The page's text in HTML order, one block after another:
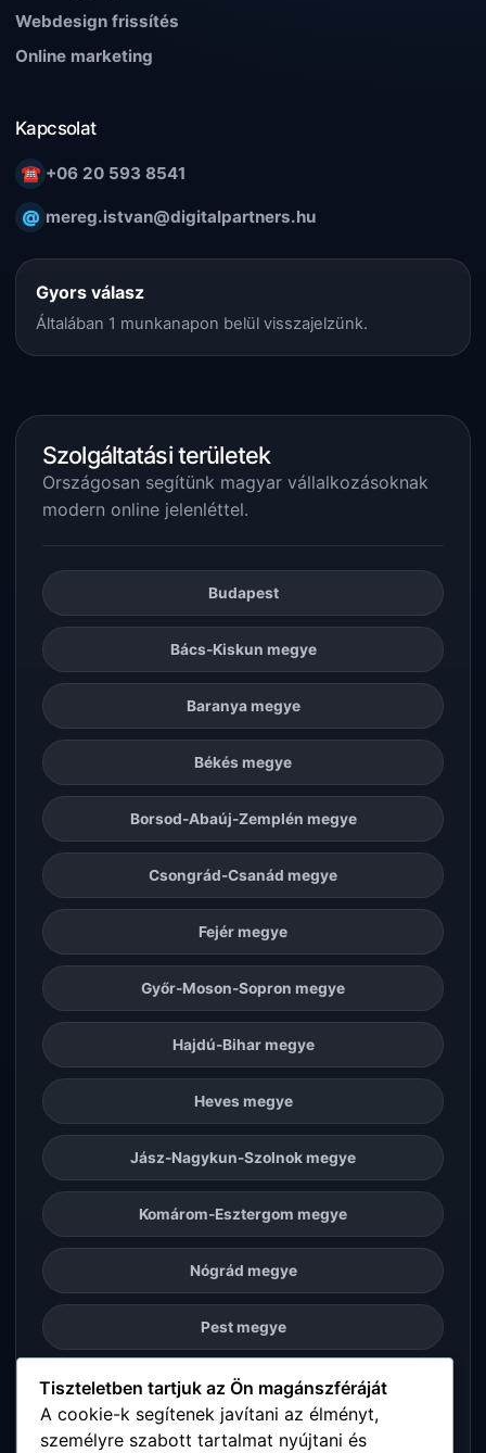
Webdesign frissítés
Online marketing
Kapcsolat
☎ +06 20 593 8541
@ mereg.istvan@digitalpartners.hu
Gyors válasz
Általában 1 munkanapon belül visszajelzünk.
Szolgáltatási területek
Országosan segítünk magyar vállalkozásoknak
modern online jelenléttel.
Budapest
Bács-Kiskun megye
Baranya megye
Békés megye
Borsod-Abaúj-Zemplén megye
Csongrád-Csanád megye
Fejér megye
Győr-Moson-Sopron megye
Hajdú-Bihar megye
Heves megye
Jász-Nagykun-Szolnok megye
Komárom-Esztergom megye
Nógrád megye
Pest megye
Somogy megye
Szabolcs-Szatmár-Bereg megye
Tiszteletben tartjuk az Ön magánszféráját
A cookie-k segítenek javítani az élményt,
személyre szabott tartalmat nyújtani és